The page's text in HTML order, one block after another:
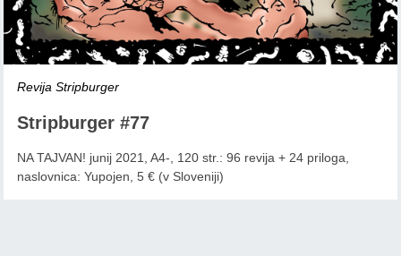
Revija Stripburger
Stripburger #77
NA TAJVAN! junij 2021, A4-, 120 str.: 96 revija + 24 priloga,
naslovnica: Yupojen, 5 € (v Sloveniji)